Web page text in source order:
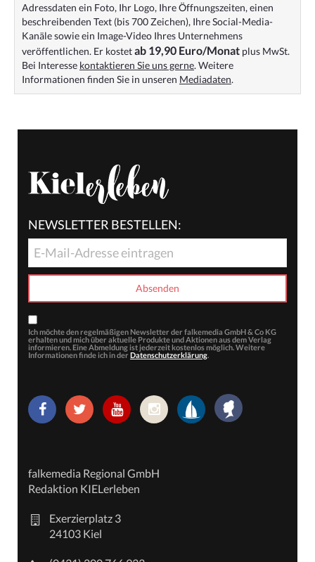
Adressdaten ein Foto, Ihr Logo, Ihre Öffnungszeiten, einen
beschreibenden Text (bis 700 Zeichen), Ihre Social-Media-
Kanäle sowie ein Image-Video Ihres Unternehmens
veröffentlichen. Er kostetab 19,90 Euro/Monat plus MwSt.
Bei Interesse kontaktieren Sie uns gerne. Weitere
Informationen finden Sie in unseren Mediadaten.
NEWSLETTER BESTELLEN:
Ich möchte den regelmäßigen Newsletter der falkemedia GmbH & Co KG
erhalten und mich über aktuelle Produkte und Aktionen aus dem Verlag
informieren. Eine Abmeldung ist jederzeit kostenlos möglich. Weitere
Informationen finde ich in der Datenschutzerklärung.
falkemedia Regional GmbH
Redaktion KIELerleben
Exerzierplatz 3
24103 Kiel